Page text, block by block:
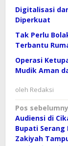
Digitalisasi
Diperkuat
Tak Perlu
Terbantu
Operasi
Mudik Aman
oleh Redaksi
pos
Pos
Audiensi di
Bupati Serang
Zakiyah